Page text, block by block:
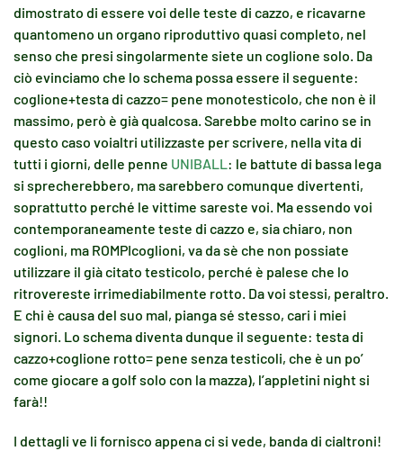
dimostrato di essere voi delle teste di cazzo, e ricavarne
quantomeno un organo riproduttivo quasi completo, nel
senso che presi singolarmente siete un coglione solo. Da
ciò evinciamo che lo schema possa essere il seguente:
coglione+testa di cazzo= pene monotesticolo, che non è il
massimo, però è già qualcosa. Sarebbe molto carino se in
questo caso voialtri utilizzaste per scrivere, nella vita di
tutti i giorni, delle penne UNIBALL: le battute di bassa lega
si sprecherebbero, ma sarebbero comunque divertenti,
soprattutto perché le vittime sareste voi. Ma essendo voi
contemporaneamente teste di cazzo e, sia chiaro, non
coglioni, ma ROMPIcoglioni, va da sè che non possiate
utilizzare il già citato testicolo, perché è palese che lo
ritrovereste irrimediabilmente rotto. Da voi stessi, peraltro.
E chi è causa del suo mal, pianga sé stesso, cari i miei
signori. Lo schema diventa dunque il seguente: testa di
cazzo+coglione rotto= pene senza testicoli, che è un po’
come giocare a golf solo con la mazza), l’appletini night si
farà!!
I dettagli ve li fornisco appena ci si vede, banda di cialtroni!